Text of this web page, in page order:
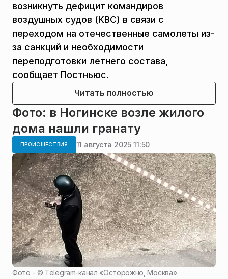
возникнуть дефицит командиров
воздушных судов (КВС) в связи с
переходом на отечественные самолеты из-
за санкций и необходимости
переподготовки летнего состава,
сообщает Постньюс.
Читать полностью
Фото: в Ногинске возле жилого
дома нашли гранату
ПРОИСШЕСТВИЯ 11 августа 2025 11:50
Фото - © Telegram-канал «Осторожно, Москва»